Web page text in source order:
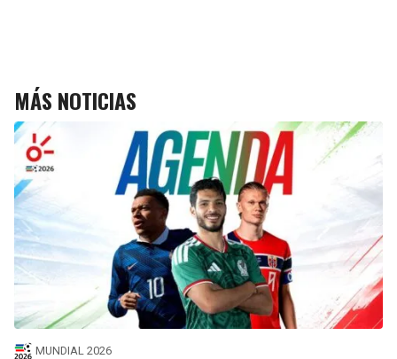
MÁS NOTICIAS
MUNDIAL 2026